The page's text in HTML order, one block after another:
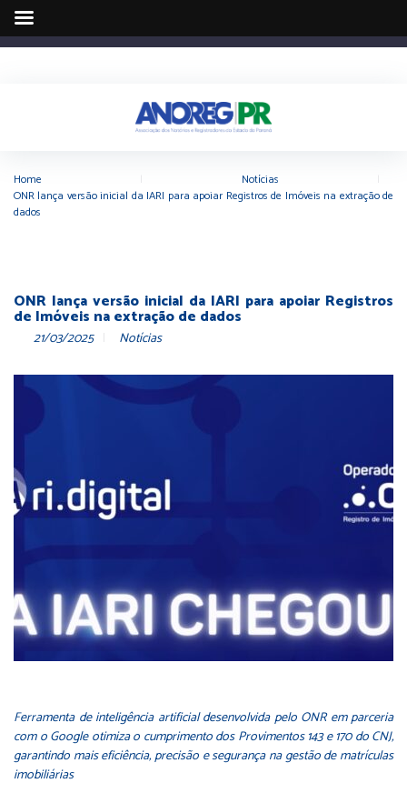
Home Notícias
ONR lança versão inicial da IARI para apoiar Registros de Imóveis na extração de
dados
ONR lança versão inicial da IARI para apoiar Registros
de Imóveis na extração de dados
21/03/2025 Notícias
Ferramenta de inteligência artificial desenvolvida pelo ONR em parceria
com o Google otimiza o cumprimento dos Provimentos 143 e 170 do CNJ,
garantindo mais eficiência, precisão e segurança na gestão de matrículas
imobiliárias